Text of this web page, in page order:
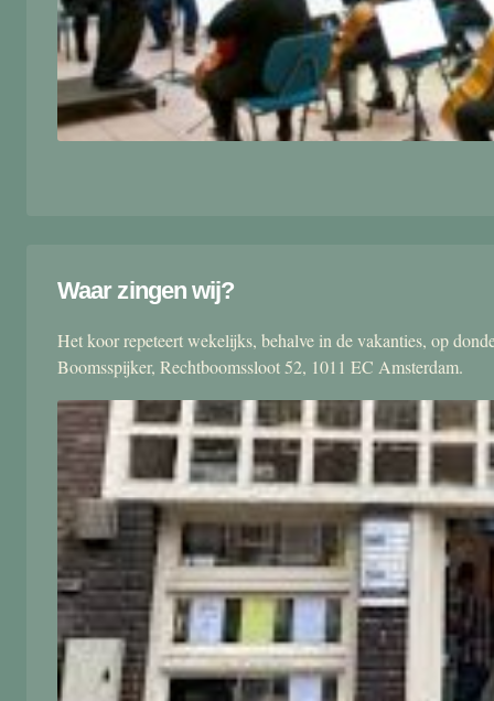
Waar zingen wij?
Het koor repeteert wekelijks, behalve in de vakanties, op
Boomsspijker, Rechtboomssloot 52, 1011 EC Amsterdam.